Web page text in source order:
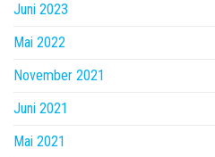
Juni 2023
Mai 2022
November 2021
Juni 2021
Mai 2021